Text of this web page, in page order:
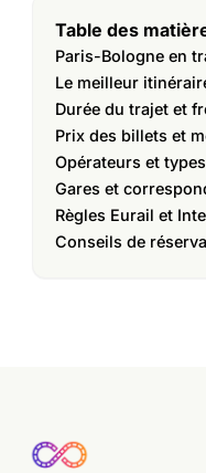
Table des
Paris-Bologne en
Le meilleur
Durée du trajet et
Prix des billets et
Opérateurs et
Gares et
Règles Eurail et
Conseils de